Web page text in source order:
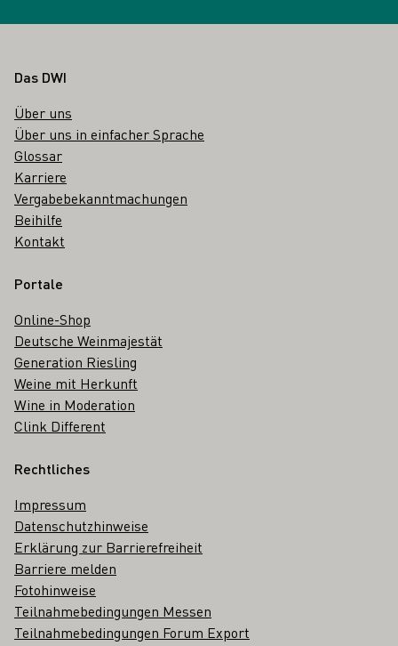
Fußbereich
Das DWI
Über uns
Über uns in einfacher Sprache
Glossar
Karriere
Vergabebekanntmachungen
Beihilfe
Kontakt
Portale
Online-Shop
Deutsche Weinmajestät
Generation Riesling
Weine mit Herkunft
Wine in Moderation
Clink Different
Rechtliches
Impressum
Datenschutzhinweise
Erklärung zur Barrierefreiheit
Barriere melden
Fotohinweise
Teilnahmebedingungen Messen
Teilnahmebedingungen Forum Export